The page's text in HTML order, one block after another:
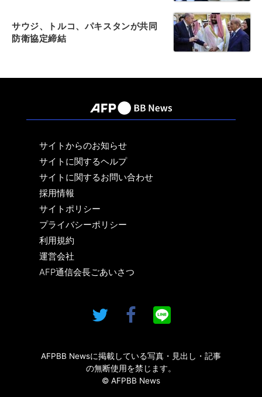
サウジ、トルコ、パキスタンが共同
防衛協定締結
サイトからのお知らせ
サイトに関するヘルプ
サイトに関するお問い合わせ
採用情報
サイトポリシー
プライバシーポリシー
利用規約
運営会社
AFP通信会長ごあいさつ
AFPBB Newsに掲載している写真・見出し・記事
の無断使用を禁じます。
© AFPBB News